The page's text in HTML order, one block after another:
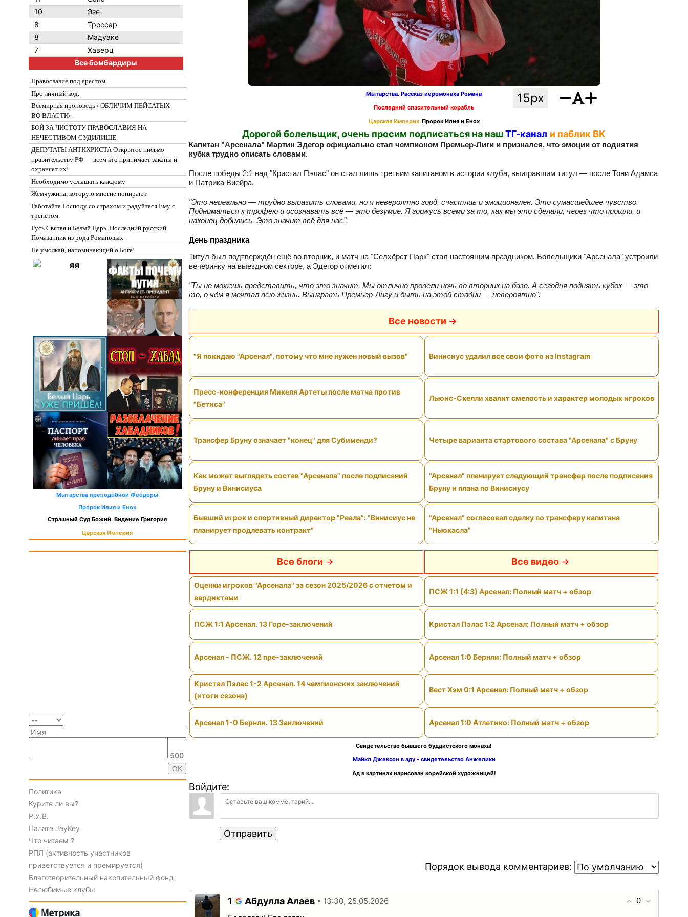
10
Эзе
8
Троссар
8
Мадуэке
7
Хаверц
Все бомбардиры
Православие под арестом.
Про личный код.
Всемирная проповедь «ОБЛИЧИМ ПЕЙСАТЫХ
ВО ВЛАСТИ»
БОЙ ЗА ЧИСТОТУ ПРАВОСЛАВИЯ НА
НЕЧЕСТИВОМ СУДИЛИЩЕ.
ДЕПУТАТЫ АНТИХРИСТА Открытое письмо
правительству РФ — всем кто принимает законы и
охраняет их!
Необходимо услышать каждому
Жемчужина, которую многие попирают.
Работайте Господу со страхом и радуйтеся Ему с
трепетом.
Русь Святая и Белый Царь. Последний русский
Помазанник из рода Романовых.
Не умолкай, напоминающий о Боге!
Мытарства преподобной Феодоры
Пророк Илия и Енох
Страшный Суд Божий. Видение Григория
Царская Империя
500
Политика
Курите ли вы?
Р.У.В.
Палата JayKey
Что читаем ?
РПЛ (активность участников
приветствуется и премируется)
Благотворительный накопительный фонд
Нелюбимые клубы
15px
Мытарства. Рассказ иеромонаха Романа
Последний спасительный корабль
Царская Империя Пророк Илия и Енох
Дорогой болельщик, очень просим подписаться на нашТГ-канал и паблик ВК
Капитан "Арсенала" Мартин Эдегор официально стал чемпионом Премьер‑Лиги и признался, что эмоции от поднятия
кубка трудно описать словами.
После победы 2:1 над "Кристал Пэлас" он стал лишь третьим капитаном в истории клуба, выигравшим титул — после Тони Адамса
и Патрика Виейра.
"Это нереально — трудно выразить словами, но я невероятно горд, счастлив и эмоционален. Это сумасшедшее чувство.
Подниматься к трофею и осознавать всё — это безумие. Я горжусь всеми за то, как мы это сделали, через что прошли, и
наконец добились. Это значит всё для нас".
День праздника
Титул был подтверждён ещё во вторник, и матч на "Селхёрст Парк" стал настоящим праздником. Болельщики "Арсенала" устроили
вечеринку на выездном секторе, а Эдегор отметил:
"Ты не можешь представить, что это значит. Мы отлично провели ночь во вторник на базе. А сегодня поднять кубок — это
то, о чём я мечтал всю жизнь. Выиграть Премьер‑Лигу и быть на этой стадии — невероятно".
Все новости
"Я покидаю "Арсенал", потому что мне нужен новый вызов" Винисиус удалил все свои фото из Instagram
Пресс-конференция Микеля Артеты после матча против
"Бетиса"
Льюис-Скелли хвалит смелость и характер молодых игроков
Трансфер Бруну означает "конец" для Субименди? Четыре варианта стартового состава "Арсенала" с Бруну
Как может выглядеть состав "Арсенала" после подписаний
Бруну и Винисиуса
"Арсенал" планирует следующий трансфер после подписания
Бруну и плана по Винисиусу
Бывший игрок и спортивный директор "Реала": "Винисиус не
планирует продлевать контракт"
"Арсенал" согласовал сделку по трансферу капитана
"Ньюкасла"
Все блоги
Оценки игроков "Арсенала" за сезон 2025/2026 с отчетом и
вердиктами
ПСЖ 1:1 Арсенал. 13 Горе-заключений
Арсенал - ПСЖ. 12 пре-заключений
Кристал Пэлас 1-2 Арсенал. 14 чемпионских заключений
(итоги сезона)
Арсенал 1-0 Бернли. 13 Заключений
Все видео
ПСЖ 1:1 (4:3) Арсенал: Полный матч + обзор
Кристал Пэлас 1:2 Арсенал: Полный матч + обзор
Арсенал 1:0 Бернли: Полный матч + обзор
Вест Хэм 0:1 Арсенал: Полный матч + обзор
Арсенал 1:0 Атлетико: Полный матч + обзор
Свидетельство бывшего буддистского монаха!
Майкл Джексон в аду - свидетельство Анжелики
Ад в картинах нарисован корейской художницей!
Войдите:
Отправить
Порядок вывода комментариев:
0
1 Абдулла Алаев • 13:30, 25.05.2026